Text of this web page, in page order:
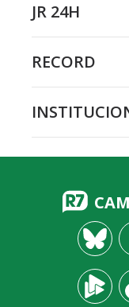
JR 24H
RECORD